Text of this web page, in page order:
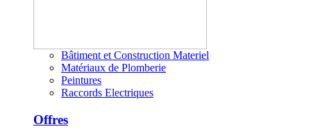
Bâtiment et Construction Materiel
Matériaux de Plomberie
Peintures
Raccords Electriques
Offres